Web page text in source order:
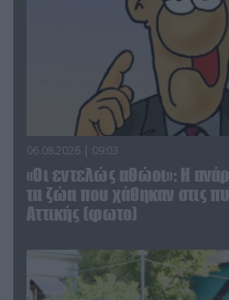
06.08.2026 | 09:03
«Οι εντελώς αθώοι»: Η
τα ζώα που χάθηκαν στις
Αττικής (φωτο)